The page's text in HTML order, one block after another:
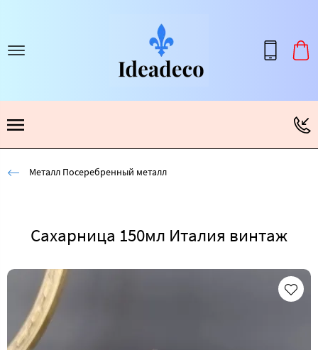
Металл Посеребренный металл
Сахарница 150мл Италия винтаж